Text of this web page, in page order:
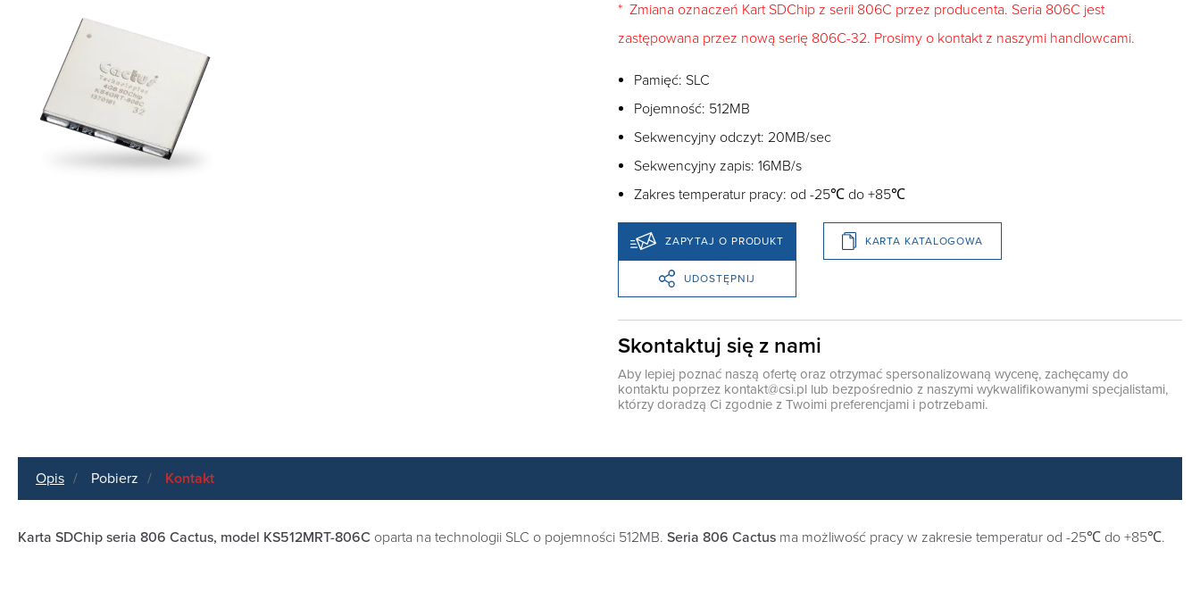
* Zmiana oznaczeń Kart SDChip z serii 806C przez producenta. Seria 806C jest
zastępowana przez nową serię 806C-32. Prosimy o kontakt z naszymi handlowcami.
Pamięć: SLC
Pojemność: 512MB
Sekwencyjny odczyt: 20MB/sec
Sekwencyjny zapis: 16MB/s
Zakres temperatur pracy: od -25℃ do +85℃
ZAPYTAJ O PRODUKT KARTA KATALOGOWA
UDOSTĘPNIJ
Skontaktuj się z nami
Aby lepiej poznać naszą ofertę oraz otrzymać spersonalizowaną wycenę, zachęcamy do
kontaktu poprzez kontakt@csi.pl lub bezpośrednio z naszymi wykwalifikowanymi specjalistami,
którzy doradzą Ci zgodnie z Twoimi preferencjami i potrzebami.
Opis Pobierz Kontakt
Karta SDChip seria 806 Cactus, model KS512MRT-806C oparta na technologii SLC o pojemności 512MB. Seria 806 Cactus ma możliwość pracy w zakresie temperatur od -25℃ do +85℃.